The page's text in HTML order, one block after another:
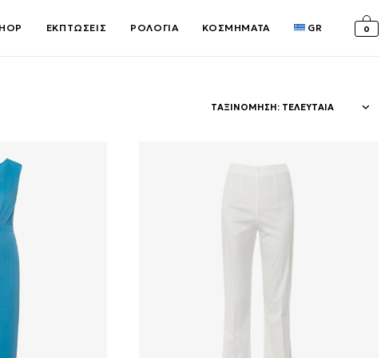
ΕΚΠΤΩΣΕΙΣ ΡΟΛΟΓΙΑ ΚΟΣΜΗΜΑΤΑ GR 0
ΤΑΞΙΝΟΜΗΣΗ: ΤΕΛΕΥΤΑΙΑ